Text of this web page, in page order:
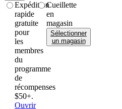
expédition
rapide
gratuite
pour
les
membres
du
programme
de
récompenses
$50+.
Ouvrir
cueillette
en
magasin
Sélectionner
un magasin